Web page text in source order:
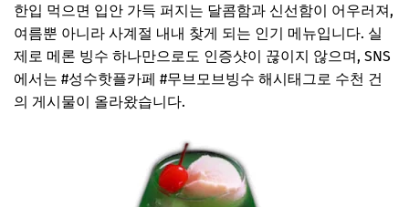
한입 먹으면 입안 가득 퍼지는 달콤함과 신선함이 어우러져,
여름뿐 아니라 사계절 내내 찾게 되는 인기 메뉴입니다. 실
제로 메론 빙수 하나만으로도 인증샷이 끊이지 않으며, SNS
에서는 #성수핫플카페 #무브모브빙수 해시태그로 수천 건
의 게시물이 올라왔습니다.